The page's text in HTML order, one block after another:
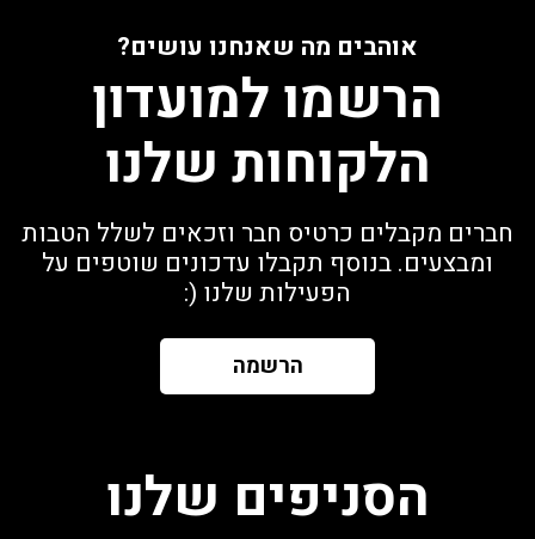
אוהבים מה שאנחנו עושים?
הרשמו למועדון
הלקוחות שלנו
חברים מקבלים כרטיס חבר וזכאים לשלל הטבות
ומבצעים. בנוסף תקבלו עדכונים שוטפים על
הפעילות שלנו (:
הרשמה
הסניפים שלנו